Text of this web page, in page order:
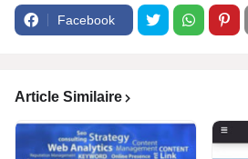
Facebook
Article Similaire